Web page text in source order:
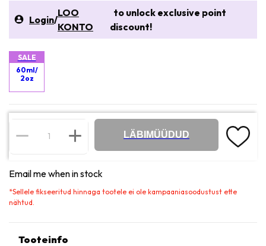
Login/
LOO
KONTO
to unlock exclusive point
discount!
SALE
60ml/
2oz
LÄBIMÜÜDUD
Email me when in stock
*Sellele fikseeritud hinnaga tootele ei ole kampaaniasoodustust ette
nähtud.
Tooteinfo